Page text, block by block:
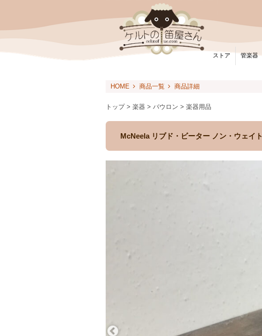
ストア 管楽器
HOME 商品一覧 商品詳細
トップ > 楽器 > バウロン > 楽器用品
McNeela リブド・ビーター ノン・ウェイト